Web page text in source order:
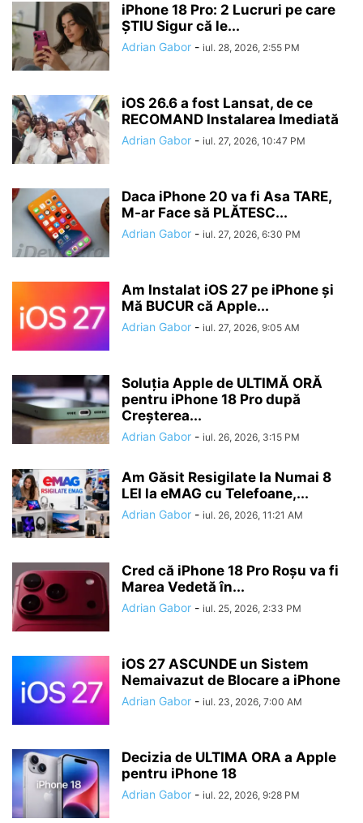
iPhone 18 Pro: 2 Lucruri pe care
ȘTIU Sigur că le...
Adrian Gabor - iul. 28, 2026, 2:55 PM
iOS 26.6 a fost Lansat, de ce
RECOMAND Instalarea Imediată
Adrian Gabor - iul. 27, 2026, 10:47 PM
Daca iPhone 20 va fi Asa TARE,
M-ar Face să PLĂTESC...
Adrian Gabor - iul. 27, 2026, 6:30 PM
Am Instalat iOS 27 pe iPhone și
Mă BUCUR că Apple...
Adrian Gabor - iul. 27, 2026, 9:05 AM
Soluția Apple de ULTIMĂ ORĂ
pentru iPhone 18 Pro după
Creșterea...
Adrian Gabor - iul. 26, 2026, 3:15 PM
Am Găsit Resigilate la Numai 8
LEI la eMAG cu Telefoane,...
Adrian Gabor - iul. 26, 2026, 11:21 AM
Cred că iPhone 18 Pro Roșu va fi
Marea Vedetă în...
Adrian Gabor - iul. 25, 2026, 2:33 PM
iOS 27 ASCUNDE un Sistem
Nemaivazut de Blocare a iPhone
Adrian Gabor - iul. 23, 2026, 7:00 AM
Decizia de ULTIMA ORA a Apple
pentru iPhone 18
Adrian Gabor - iul. 22, 2026, 9:28 PM